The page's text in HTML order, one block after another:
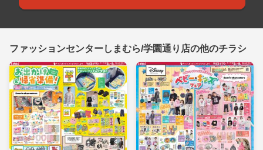
ファッションセンターしまむら/学園通り店の他のチラシ